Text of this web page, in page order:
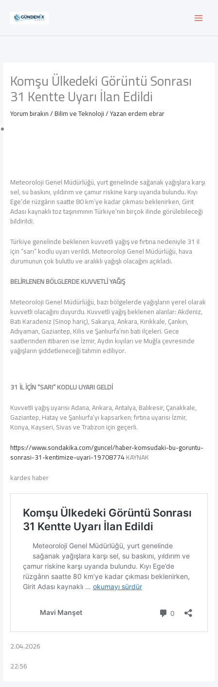
Komşu Ülkedeki Görüntü Sonrası
31 Kentte Uyarı İlan Edildi
Yorum bırakın/Bilim ve Teknoloji/ Yazanerdem ebrar
Meteoroloji Genel Müdürlüğü, yurt genelinde sağanak yağışlara karşı
sel, su baskını, yıldırım ve çamur riskine karşı uyarıda bulundu. Kıyı
Ege’de rüzgârın saatte 80 km’ye kadar çıkması beklenirken, Girit
Adası kaynaklı toz taşınımının Türkiye’nin birçok ilinde görülebileceği
bildirildi.
Türkiye genelinde beklenen kuvvetli yağış ve fırtına nedeniyle 31 il
için “sarı” kodlu uyarı verildi. Meteoroloji Genel Müdürlüğü, hava
durumunun çok bulutlu ve aralıklı yağışlı olacağını açıkladı.
BELİRLENEN BÖLGLERDE KUVVETLİ YAĞIŞ
Meteoroloji Genel Müdürlüğü, bazı bölgelerde yağışların yerel olarak
kuvvetli olacağını duyurdu. Kuvvetli yağış beklenen alanlar: Akdeniz,
Batı Karadeniz (Sinop hariç), Sakarya, Ankara, Kırıkkale, Çankırı,
Adıyaman, Gaziantep, Kilis ve Şanlıurfa’nın batı ilçeleri. Gece
saatlerinden itibaren ise İzmir, Aydın kıyıları ve Muğla çevresinde
yağışların şiddetleneceği tahmin ediliyor.
31 İL İÇİN “SARI” KODLU UYARI GELDİ
Kuvvetli yağış uyarısı Adana, Ankara, Antalya, Balıkesir, Çanakkale,
Gaziantep, Hatay ve Şanlıurfa’yı kapsarken; fırtına uyarısı İzmir,
Konya, Kayseri, Sivas ve Trabzon için geçerli.
https://www.sondakika.com/guncel/haber-komsudaki-bu-goruntu-
sonrasi-31-kentimize-uyari-19708774KAYNAK
kardes haber
2.04.2026
22:56